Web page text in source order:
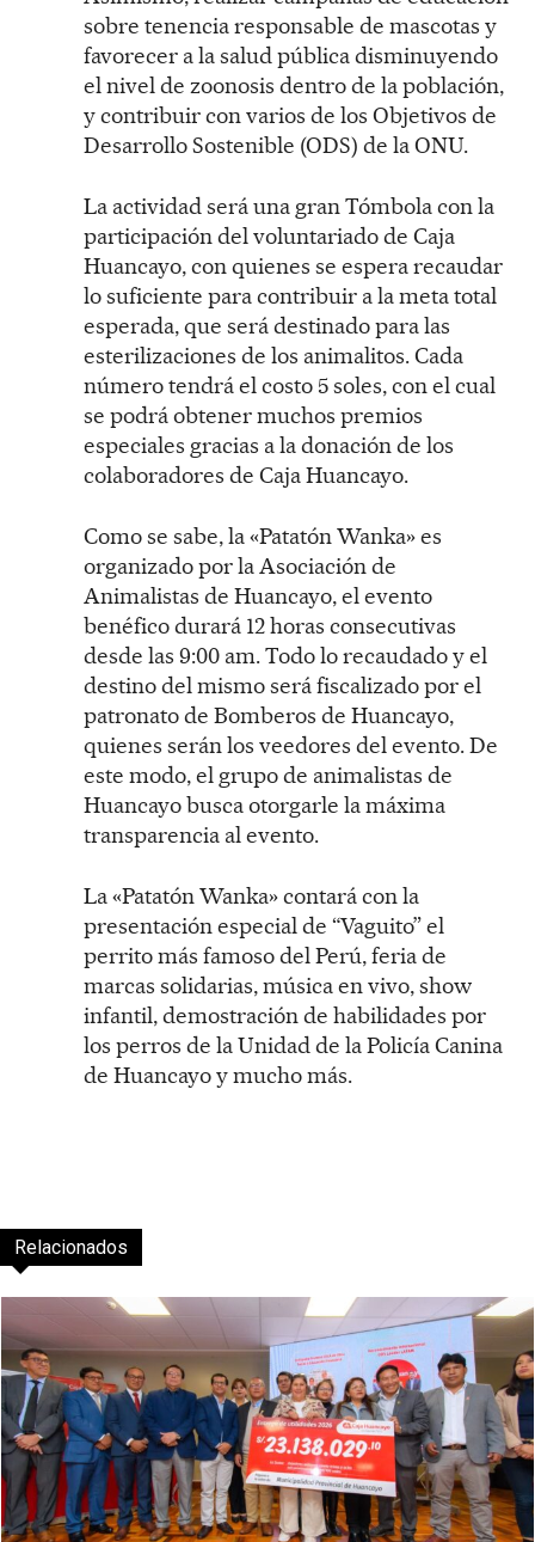
sobre tenencia responsable de mascotas y
favorecer a la salud pública disminuyendo
el nivel de zoonosis dentro de la población,
y contribuir con varios de los Objetivos de
Desarrollo Sostenible (ODS) de la ONU.
La actividad será una gran Tómbola con la
participación del voluntariado de Caja
Huancayo, con quienes se espera recaudar
lo suficiente para contribuir a la meta total
esperada, que será destinado para las
esterilizaciones de los animalitos. Cada
número tendrá el costo 5 soles, con el cual
se podrá obtener muchos premios
especiales gracias a la donación de los
colaboradores de Caja Huancayo.
Como se sabe, la «Patatón Wanka» es
organizado por la Asociación de
Animalistas de Huancayo, el evento
benéfico durará 12 horas consecutivas
desde las 9:00 am. Todo lo recaudado y el
destino del mismo será fiscalizado por el
patronato de Bomberos de Huancayo,
quienes serán los veedores del evento. De
este modo, el grupo de animalistas de
Huancayo busca otorgarle la máxima
transparencia al evento.
La «Patatón Wanka» contará con la
presentación especial de “Vaguito” el
perrito más famoso del Perú, feria de
marcas solidarias, música en vivo, show
infantil, demostración de habilidades por
los perros de la Unidad de la Policía Canina
de Huancayo y mucho más.
Relacionados